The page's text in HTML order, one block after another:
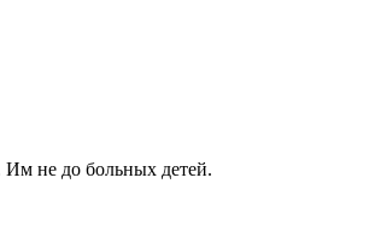
Им не до больных детей.